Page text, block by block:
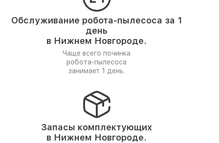
Обслуживание робота-пылесоса за 1
день
в Нижнем Новгороде.
Чаще всего починка
робота-пылесоса
занимает 1 день.
Запасы комплектующих
в Нижнем Новгороде.